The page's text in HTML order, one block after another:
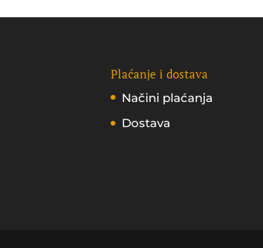
Plaćanje i dostava
Načini plaćanja
Dostava